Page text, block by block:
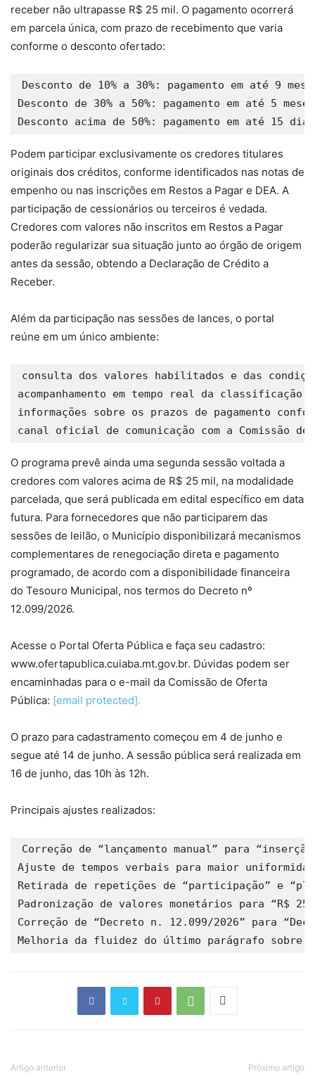
receber não ultrapasse R$ 25 mil. O pagamento ocorrerá
em parcela única, com prazo de recebimento que varia
conforme o desconto ofertado:
Desconto de 10% a 30%: pagamento em até 9
Desconto de 30% a 50%: pagamento em até 5
Podem participar exclusivamente os credores titulares
originais dos créditos, conforme identificados nas notas de
empenho ou nas inscrições em Restos a Pagar e DEA. A
participação de cessionários ou terceiros é vedada.
Credores com valores não inscritos em Restos a Pagar
poderão regularizar sua situação junto ao órgão de origem
antes da sessão, obtendo a Declaração de Crédito a
Receber.
Além da participação nas sessões de lances, o portal
reúne em um único ambiente:
consulta dos valores habilitados e das
acompanhamento em tempo real da
informações sobre os prazos de pagamento
O programa prevê ainda uma segunda sessão voltada a
credores com valores acima de R$ 25 mil, na modalidade
parcelada, que será publicada em edital específico em data
futura. Para fornecedores que não participarem das
sessões de leilão, o Município disponibilizará mecanismos
complementares de renegociação direta e pagamento
programado, de acordo com a disponibilidade financeira
do Tesouro Municipal, nos termos do Decreto nº
12.099/2026.
Acesse o Portal Oferta Pública e faça seu cadastro:
www.ofertapublica.cuiaba.mt.gov.br. Dúvidas podem ser
encaminhadas para o e-mail da Comissão de Oferta
Pública: [email protected].
O prazo para cadastramento começou em 4 de junho e
segue até 14 de junho. A sessão pública será realizada em
16 de junho, das 10h às 12h.
Principais ajustes realizados:
Correção de “lançamento manual” para
Ajuste de tempos verbais para maior
Retirada de repetições de “participação” e
Padronização de valores monetários para “R$
Correção de “Decreto n. 12.099/2026” para
Artigo anterior Próximo artigo